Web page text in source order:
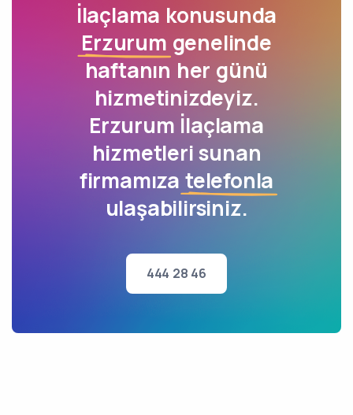
İlaçlama konusunda
Erzurum genelinde
haftanın her günü
hizmetinizdeyiz.
Erzurum İlaçlama
hizmetleri sunan
firmamıza telefonla
ulaşabilirsiniz.
444 28 46